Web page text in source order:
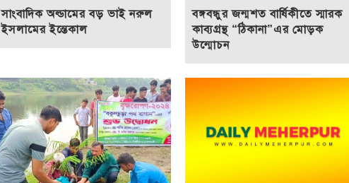
সাংবাদিক অল্ডামের বড় ভাই নরুল
ইসলামের ইন্তেকাল
বঙ্গবন্ধুর জন্মশত বার্ষিকীতে স্মারক
কাব্যগ্রন্থ “ঠিকানা”এর মোড়ক
উন্মোচন